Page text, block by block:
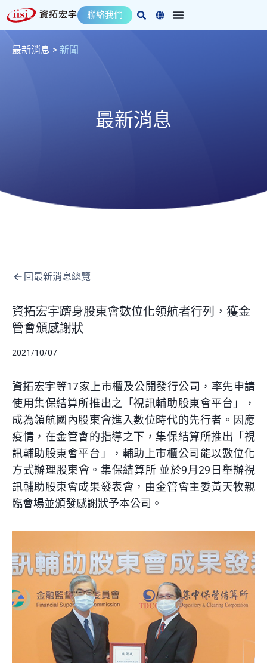
至
主
聯絡我們
最新消息 > 新聞
最新消息
回最新消息總覽
資拓宏宇躋身股東會數位化領航者行列，獲金
管會頒感謝狀
2021/10/07
資拓宏宇等17家上市櫃及公開發行公司，率先申請
使用集保結算所推出之「視訊輔助股東會平台」，
成為領航國內股東會進入數位時代的先行者。因應
疫情，在金管會的指導之下，集保結算所推出「視
訊輔助股東會平台」，輔助上市櫃公司能以數位化
方式辦理股東會。集保結算所 並於9月29日舉辦視
訊輔助股東會成果發表會，由金管會主委黃天牧親
臨會場並頒發感謝狀予本公司。